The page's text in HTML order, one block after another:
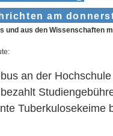
am
und aus den Wissenschaften
an der
Tuberkulosekeime